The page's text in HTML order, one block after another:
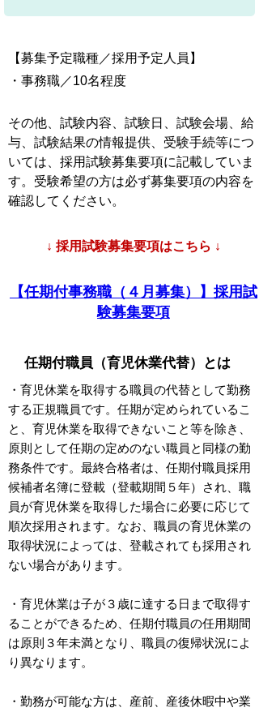
【募集予定職種／採用予定人員】
・事務職／10名程度
その他、試験内容、試験日、試験会場、給
与、試験結果の情報提供、受験手続等につ
いては、採用試験募集要項に記載していま
す。受験希望の方は必ず募集要項の内容を
確認してください。
↓ 採用試験募集要項はこちら ↓
【任期付事務職（４月募集）】採用試
験募集要項
任期付職員（育児休業代替）とは
・育児休業を取得する職員の代替として勤務
する正規職員です。任期が定められているこ
と、育児休業を取得できないこと等を除き、
原則として任期の定めのない職員と同様の勤
務条件です。最終合格者は、任期付職員採用
候補者名簿に登載（登載期間５年）され、職
員が育児休業を取得した場合に必要に応じて
順次採用されます。なお、職員の育児休業の
取得状況によっては、登載されても採用され
ない場合があります。
・育児休業は子が３歳に達する日まで取得す
ることができるため、任期付職員の任用期間
は原則３年未満となり、職員の復帰状況によ
り異なります。
・勤務が可能な方は、産前、産後休暇中や業